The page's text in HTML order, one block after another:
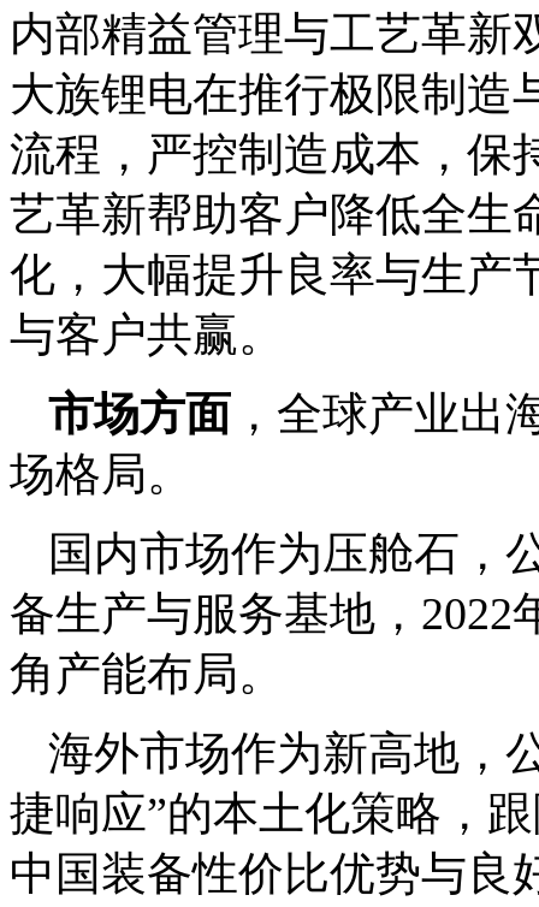
内部精益管理与工艺革新
大族锂电在推行极限制造
流程，严控制造成本，保
艺革新帮助客户降低全生
化，大幅提升良率与生产
与客户共赢。
市场方面 ，全球产业出
场格局。
国内市场作为压舱石，
备生产与服务基地，
角产能布局。
海外市场作为新高地，
捷响应”的本土化策略，
中国装备性价比优势与良